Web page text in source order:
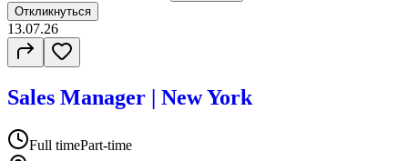
Откликнуться
13.07.26
Sales Manager | New York
Full timePart-time